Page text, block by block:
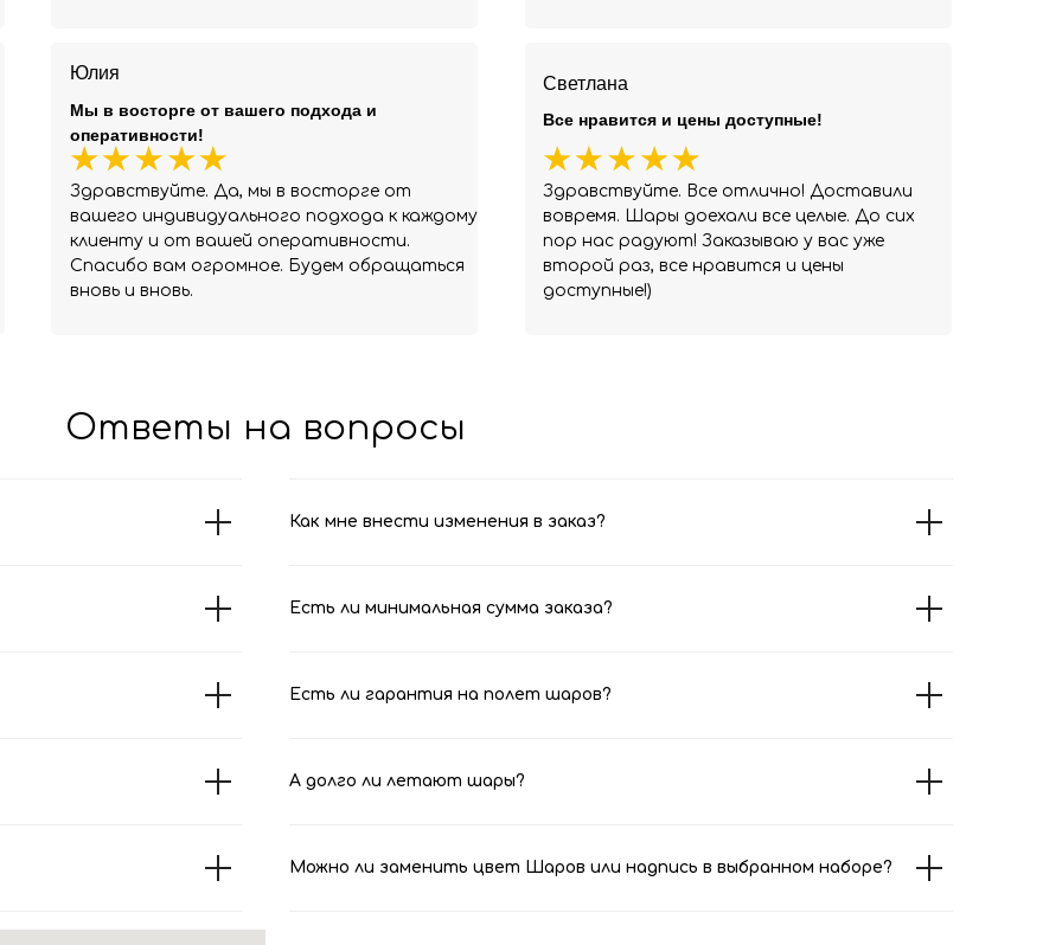
Юлия
Здравствуйте. Да, мы в восторге от
вашего индивидуального подхода к каждому
клиенту и от вашей оперативности.
Спасибо вам огромное. Будем обращаться
вновь и вновь.
Мы в восторге от вашего подхода и
оперативности!
Светлана
Здравствуйте. Все отлично! Доставили
вовремя. Шары доехали все целые. До сих
пор нас радуют! Заказываю у вас уже
второй раз, все нравится и цены
доступные!)
Все нравится и цены доступные!
Ответы на вопросы
Как мне внести изменения в заказ?
Есть ли минимальная сумма заказа?
Есть ли гарантия на полет шаров?
А долго ли летают шары?
Можно ли заменить цвет Шаров или надпись в выбранном наборе?